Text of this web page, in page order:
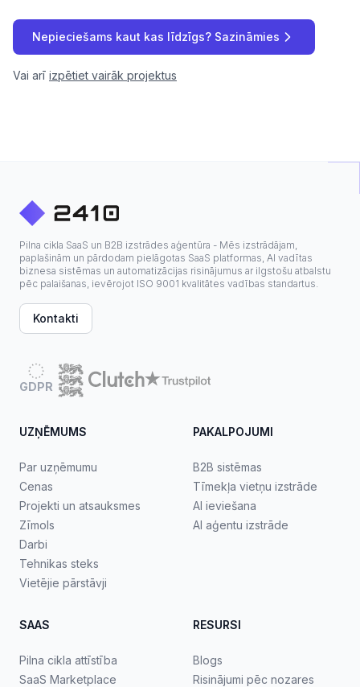
Nepieciešams kaut kas līdzīgs? Sazināmies
Vai arī izpētiet vairāk projektus
Pilna cikla SaaS un B2B izstrādes aģentūra - Mēs izstrādājam,
paplašinām un pārdodam pielāgotas SaaS platformas, AI vadītas
biznesa sistēmas un automatizācijas risinājumus ar ilgstošu atbalstu
pēc palaišanas, ievērojot ISO 9001 kvalitātes vadības standartus.
Kontakti
GDPR
UZŅĒMUMS
Par uzņēmumu
Cenas
Projekti un atsauksmes
Zīmols
Darbi
Tehnikas steks
Vietējie pārstāvji
PAKALPOJUMI
B2B sistēmas
Tīmekļa vietņu izstrāde
AI ieviešana
AI aģentu izstrāde
SAAS
Pilna cikla attīstība
SaaS Marketplace
RESURSI
Blogs
Risinājumi pēc nozares